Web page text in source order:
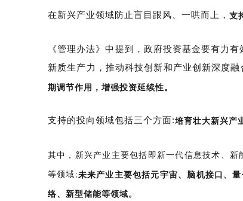
在新兴产业领域防止盲目跟风、一哄而上， 支
《管理办法》中提到，政府投资基金要有力
新质生产力，推动科技创新和产业创新深度融
期调节作用，增强投资延续性。
支持的投向领域包括三个方面:培育壮大新兴产
其中，新兴产业主要包括即新一代信息技术、
等领域;未来产业主要包括元宇宙、脑机接口、量
络、新型储能等领域。